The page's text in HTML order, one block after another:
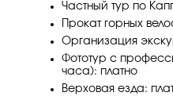
Частный тур по
Прокат горных
Организация
Фототур с
часа): платно
Верховая езда: